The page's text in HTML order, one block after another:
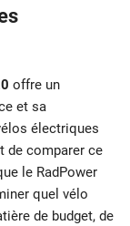
offre un
et sa
électriques
de comparer ce
le RadPower
quel vélo
de budget, de